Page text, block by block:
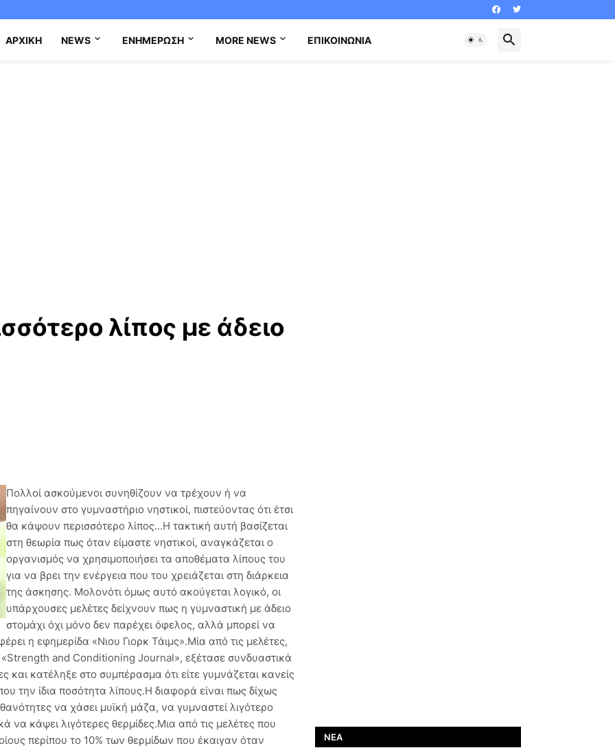
ΑΡΧΙΚΉ NEWS ΕΝΗΜΈΡΩΣΗ MORE NEWS ΕΠΙΚΟΙΝΩΝΊΑ
λίπος με άδειο
Πολλοί ασκούμενοι συνηθίζουν να τρέχουν ή να
πηγαίνουν στο γυμναστήριο νηστικοί, πιστεύοντας ότι έτσι
θα κάψουν περισσότερο λίπος...Η τακτική αυτή βασίζεται
στη θεωρία πως όταν είμαστε νηστικοί, αναγκάζεται ο
οργανισμός να χρησιμοποιήσει τα αποθέματα λίπους του
για να βρει την ενέργεια που του χρειάζεται στη διάρκεια
της άσκησης. Μολονότι όμως αυτό ακούγεται λογικό, οι
υπάρχουσες μελέτες δείχνουν πως η γυμναστική με άδειο
στομάχι όχι μόνο δεν παρέχει όφελος, αλλά μπορεί να
η εφημερίδα «Νιου Γιορκ Τάιμς».Μία από τις μελέτες,
and Conditioning Journal», εξέτασε συνδυαστικά
και κατέληξε στο συμπέρασμα ότι είτε γυμνάζεται κανείς
την ίδια ποσότητα λίπους.Η διαφορά είναι πως δίχως
να χάσει μυϊκή μάζα, να γυμναστεί λιγότερο
να κάψει λιγότερες θερμίδες.Μια από τις μελέτες που
περίπου το 10% των θερμίδων που έκαιγαν όταν
ΝΈΑ